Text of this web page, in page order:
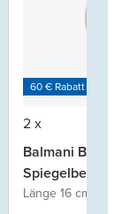
60 € Rabatt je 600
2 x
Balmani Boho
Länge 16 cm